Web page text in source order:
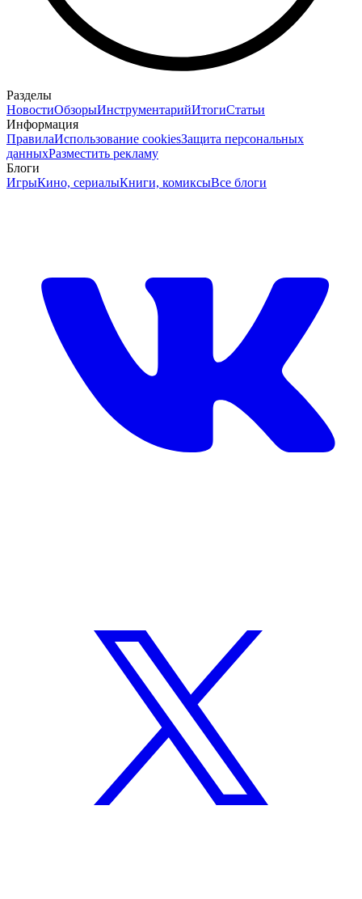
Разделы
НовостиОбзорыИнструментарийИтогиСтатьи
Информация
ПравилаИспользование cookiesЗащита персональных
данныхРазместить рекламу
Блоги
ИгрыКино, сериалыКниги, комиксыВсе блоги